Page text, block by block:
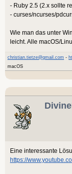
- Ruby 2.5 (2.x sollte
- curses/ncurses/
Wie man das unter
leicht. Alle macOS/
christian.tietze@gmail.com -
macOS
Eine interessante
https://